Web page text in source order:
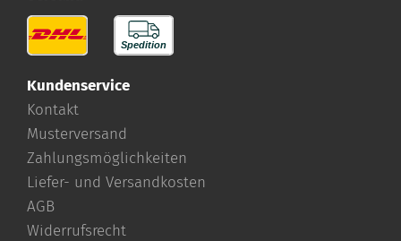
Kundenservice
Kontakt
Musterversand
Zahlungsmöglichkeiten
Liefer- und Versandkosten
AGB
Widerrufsrecht